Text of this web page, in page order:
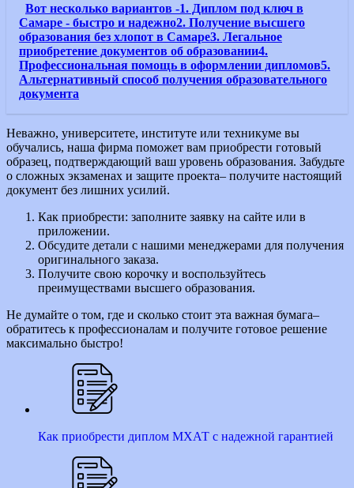
Вот несколько вариантов -1. Диплом под ключ в
Самаре - быстро и надежно2. Получение высшего
образования без хлопот в Самаре3. Легальное
приобретение документов об образовании4.
Профессиональная помощь в оформлении дипломов5.
Альтернативный способ получения образовательного
документа
Неважно, университете, институте или техникуме вы
обучались, наша фирма поможет вам приобрести готовый
образец, подтверждающий ваш уровень образования. Забудьте
о сложных экзаменах и защите проекта– получите настоящий
документ без лишних усилий.
Как приобрести: заполните заявку на сайте или в
приложении.
Обсудите детали с нашими менеджерами для получения
оригинального заказа.
Получите свою корочку и воспользуйтесь
преимуществами высшего образования.
Не думайте о том, где и сколько стоит эта важная бумага–
обратитесь к профессионалам и получите готовое решение
максимально быстро!
Как приобрести диплом МХАТ с надежной гарантией